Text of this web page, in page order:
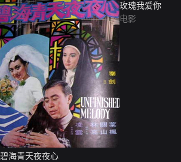
碧海青天夜夜心
玫瑰我爱你
电影